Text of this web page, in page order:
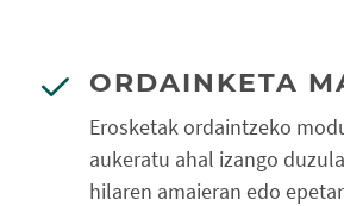
ORDAINKETA
Erosketak ordaintzeko
aukeratu ahal izango
hilaren amaieran edo